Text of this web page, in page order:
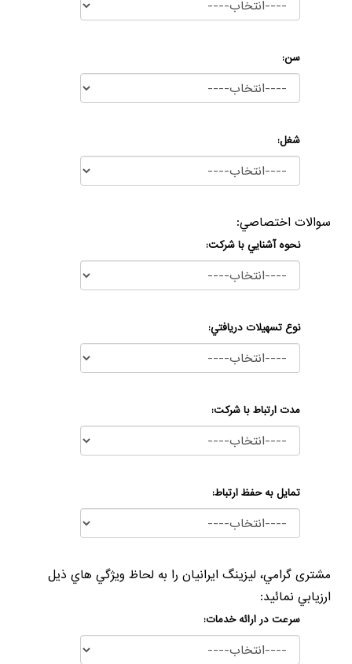
سن:
شغل:
سوالات اختصاصي:
نحوه آشنايي با شرکت:
نوع تسهيلات دريافتي:
مدت ارتباط با شركت:
تمايل به حفظ ارتباط:
مشتری گرامي، ليزينگ ايرانيان را به لحاظ وي‍ژگي هاي ذيل
ارزيابي نمائيد:
سرعت در ارائه خدمات: